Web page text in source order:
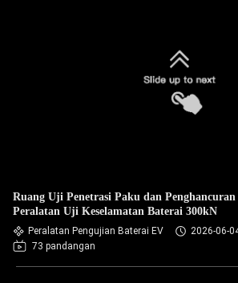
Ruang Uji Penetrasi Paku dan
Peralatan Uji Keselamatan Baterai 300kN
Peralatan Pengujian Baterai EV
2026-06-
73 pandangan